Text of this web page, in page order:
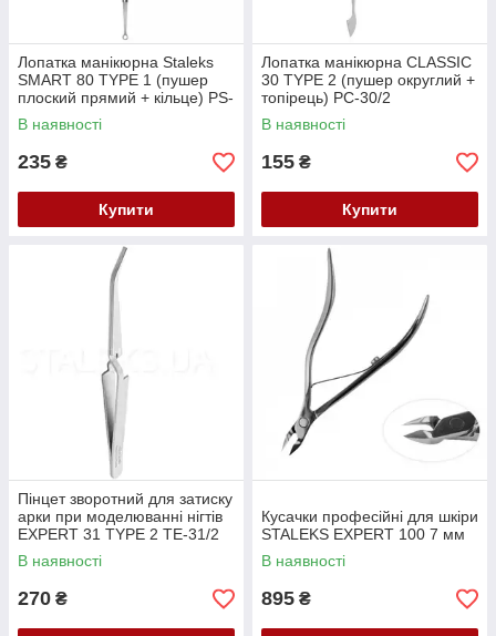
Лопатка манікюрна Staleks
SMART 80 TYPE 1 (пушер
плоский прямий + кільце) PS-
80/1
В наявності
235 ₴
Купити
Лопатка манікюрна CLASSIC
30 TYPE 2 (пушер округлий +
топірець) PC-30/2
В наявності
155 ₴
Купити
Пінцет зворотний для затиску
арки при моделюванні нігтів
EXPERT 31 TYPE 2 TE-31/2
В наявності
270 ₴
Кусачки професійні для шкіри
STALEKS EXPERT 100 7 мм
В наявності
895 ₴